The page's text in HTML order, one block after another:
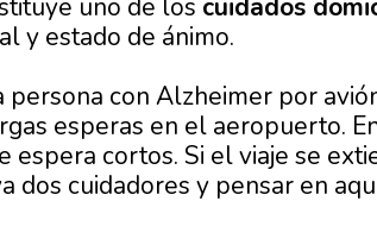
uno de los cuidados
y estado de ánimo.
persona con Alzheimer por
esperas en el aeropuerto.
espera cortos. Si el viaje se
dos cuidadores y pensar en